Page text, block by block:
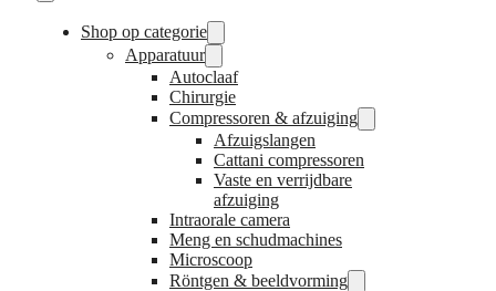
Shop op categorie
Apparatuur
Autoclaaf
Chirurgie
Compressoren & afzuiging
Afzuigslangen
Cattani compressoren
Vaste en verrijdbare
afzuiging
Intraorale camera
Meng en schudmachines
Microscoop
Röntgen & beeldvorming